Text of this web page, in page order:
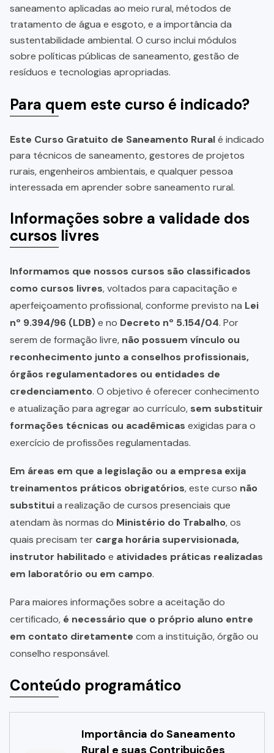
saneamento aplicadas ao meio rural, métodos de
tratamento de água e esgoto, e a importância da
sustentabilidade ambiental. O curso inclui módulos
sobre políticas públicas de saneamento, gestão de
resíduos e tecnologias apropriadas.
Para quem este curso é indicado?
Este Curso Gratuito de Saneamento Ruralé indicado
para técnicos de saneamento, gestores de projetos
rurais, engenheiros ambientais, e qualquer pessoa
interessada em aprender sobre saneamento rural.
Informações sobre a validade dos
cursos livres
Informamos que nossos cursos são classificados
como cursos livres, voltados para capacitação e
aperfeiçoamento profissional, conforme previsto na Lei
nº 9.394/96 (LDB)e no Decreto nº 5.154/04. Por
serem de formação livre, não possuem vínculo ou
reconhecimento junto a conselhos profissionais,
órgãos regulamentadores ou entidades de
credenciamento. O objetivo é oferecer conhecimento
e atualização para agregar ao currículo, sem substituir
formações técnicas ou acadêmicas exigidas para o
exercício de profissões regulamentadas.
Em áreas em que a legislação ou a empresa exija
treinamentos práticos obrigatórios, este curso não
substituia realização de cursos presenciais que
atendam às normas do Ministério do Trabalho, os
quais precisam ter carga horária supervisionada,
instrutor habilitadoe atividades práticas realizadas
em laboratório ou em campo.
Para maiores informações sobre a aceitação do
certificado, é necessário que o próprio aluno entre
em contato diretamente com a instituição, órgão ou
conselho responsável.
Conteúdo programático
Importância do Saneamento